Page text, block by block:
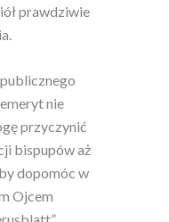
prawdziwie
nie
przyczynić
bispupów aż
dopomóc w
Ojcem